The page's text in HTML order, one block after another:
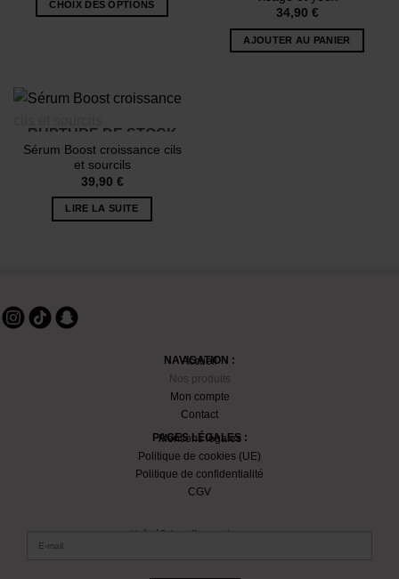
CHOIX DES OPTIONS
34,90 €
AJOUTER AU PANIER
RUPTURE DE STOCK
Sérum Boost croissance cils
et sourcils
39,90 €
LIRE LA SUITE
NAVIGATION :
Accueil
Nos produits
Mon compte
Contact
PAGES LÉGALES :
Mentions légales
Politique de cookies (UE)
Politique de confidentialité
CGV
ABONNEZ-VOUS
et bénéficiez d’un code promo :